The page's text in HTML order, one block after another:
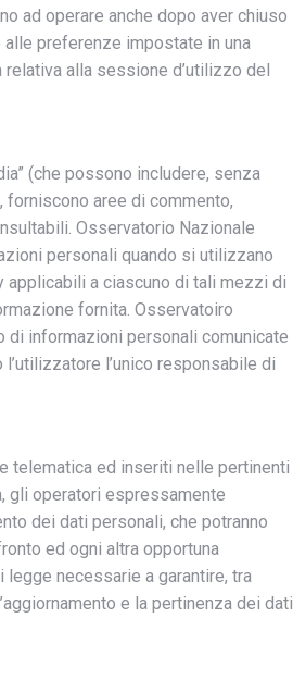
ad operare anche dopo aver chiuso
preferenze impostate in una
alla sessione d’utilizzo del
(che possono includere, senza
aree di commento,
Osservatorio Nazionale
personali quando si utilizzano
a ciascuno di tali mezzi di
fornita. Osservatoiro
di informazioni personali comunicate
l’utilizzatore l’unico responsabile di
telematica ed inseriti nelle pertinenti
gli operatori espressamente
dei dati personali, che potranno
ed ogni altra opportuna
necessarie a garantire, tra
e la pertinenza dei dati